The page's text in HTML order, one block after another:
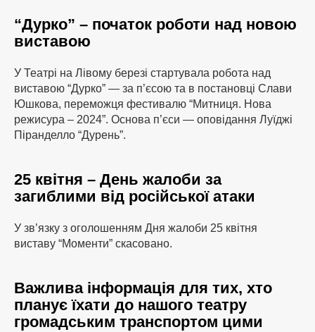
“Дурко” – початок роботи над новою
виставою
У Театрі на Лівому березі стартувала робота над
виставою “Дурко” — за п’єсою та в постановці Слави
Юшкова, переможця фестивалю “Митниця. Нова
режисура – 2024”. Основа п’єси — оповідання Луїджі
Піранделло “Дурень”.
25 квітня – День жалоби за
загиблими від російської атаки
У зв’язку з оголошенням Дня жалоби 25 квітня
виставу “Моменти” скасовано.
Важлива інформація для тих, хто
планує їхати до нашого театру
громадським транспортом цими